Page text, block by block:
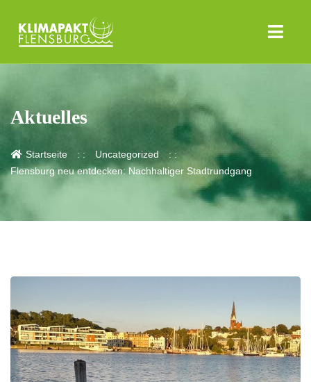
Aktuelles
Startseite
Uncategorized
Flensburg neu entdecken: Nachhaltiger Stadtrundgang